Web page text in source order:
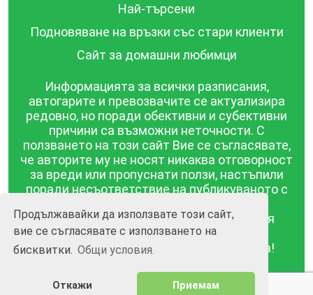
Продължавайки да използвате този сайт,
вие се съгласявате с използването на
бисквитки. Общи условия.
Откажи Приемам
Най-търсени
Подновяване на връзки със стари клиенти
Сайт за домашни любимци
Информацията за всички разписания,
автогарите и превозвачите се актуализира
редовно, но поради обективни и субективни
причини са възможни неточности. С
ползването на този сайт Вие се съгласявате,
че авторите му не носят никаква отговорност
за вреди или пропуснати ползи, настъпили
поради несъответствие на публикуваното с
публикувана в този сайт се предоставя
такава каквато е, без гаранция за
съответствието ѝ с действителността!
BGrazpisanie.com © 2008 - 2026, Всички права